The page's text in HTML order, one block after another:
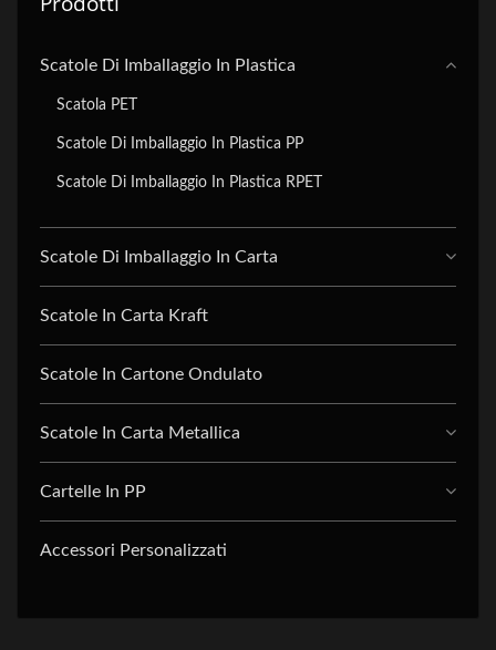
Scatole Di Imballaggio In Plastica
Scatola PET
Scatole Di Imballaggio In Plastica PP
Scatole Di Imballaggio In Plastica RPET
Scatole Di Imballaggio In Carta
Scatole In Carta Kraft
Scatole In Cartone Ondulato
Scatole In Carta Metallica
Cartelle In PP
Accessori Personalizzati